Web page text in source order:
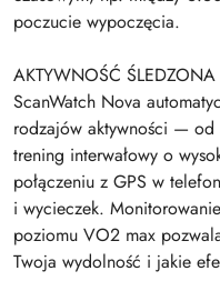
poczucie wypoczęcia.
AKTYWNOŚĆ
ScanWatch Nova
rodzajów aktywności — od
trening interwałowy o
połączeniu z GPS w
i wycieczek.
poziomu VO2 max
Twoja wydolność i jakie